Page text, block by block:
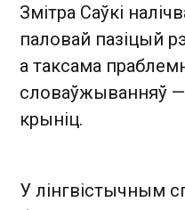
Змітра Саўкі
паловай пазіцый
а таксама
словаўжыванняў
крыніц.
У лінгвістычным